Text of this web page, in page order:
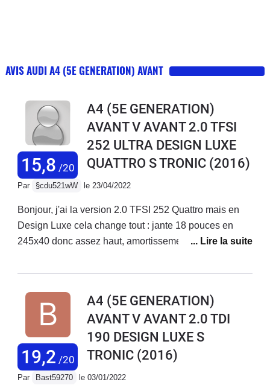
AVIS AUDI A4 (5E GENERATION) AVANT
15,8 /20
A4 (5E GENERATION)
AVANT V AVANT 2.0 TFSI
252 ULTRA DESIGN LUXE
QUATTRO S TRONIC (2016)
Par §cdu521wW le 23/04/2022
Bonjour, j'ai la version 2.0 TFSI 252 Quattro mais en
Design Luxe cela change tout : jante 18 pouces en
245x40 donc assez haut, amortissement confort, siege
bien plus reactive que sur la A1 1.8 Tfsi ( de ma femme
douceur et dans un silence surprenant ( vitre AV
feuilletée ). Pour autant le chrono est seul juge 26 s au
1000 m et 5.9 s au 0 a 100 meme la BMW 330 i est
battue....Trés bonne routiere confortable tout en etant
dynamique, silencieuse.Pour moi c'est le compromis
ideale entre la BMW et la Mercedes.Bonne route CD
19,2 /20
A4 (5E GENERATION)
AVANT V AVANT 2.0 TDI
190 DESIGN LUXE S
TRONIC (2016)
Par Bast59270 le 03/01/2022